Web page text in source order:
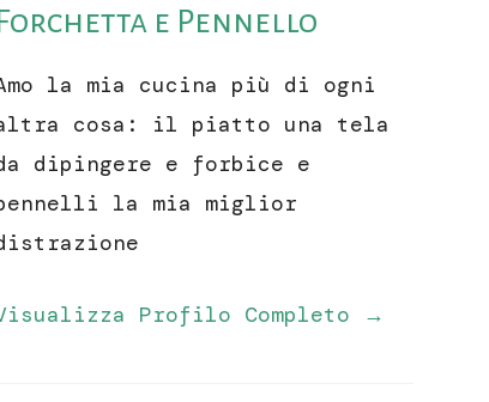
e Pennello
la mia cucina più di ogni
cosa: il piatto una tela
dipingere e forbice e
la mia miglior
Profilo Completo →